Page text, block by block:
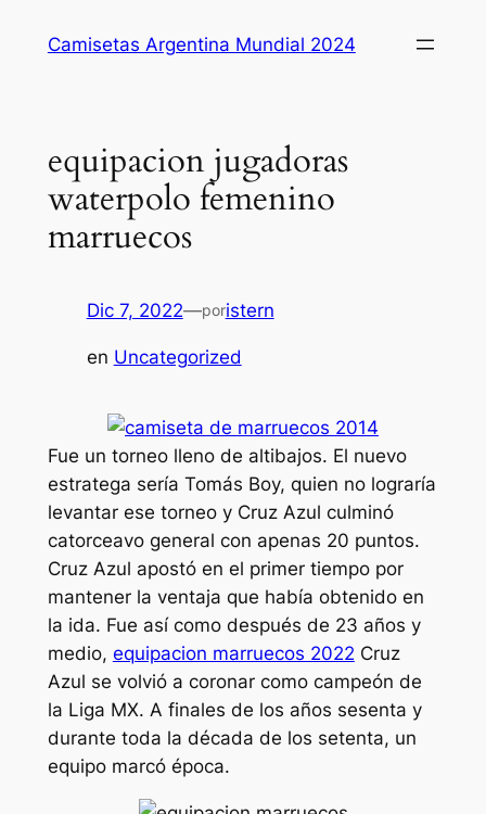
Camisetas Argentina Mundial 2024
equipacion jugadoras
waterpolo femenino
marruecos
Dic 7, 2022—poristern
en Uncategorized
Fue un torneo lleno de altibajos. El nuevo
estratega sería Tomás Boy, quien no lograría
levantar ese torneo y Cruz Azul culminó
catorceavo general con apenas 20 puntos.
Cruz Azul apostó en el primer tiempo por
mantener la ventaja que había obtenido en
la ida. Fue así como después de 23 años y
medio, equipacion marruecos 2022 Cruz
Azul se volvió a coronar como campeón de
la Liga MX. A finales de los años sesenta y
durante toda la década de los setenta, un
equipo marcó época.